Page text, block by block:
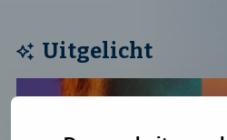
Uitgelicht